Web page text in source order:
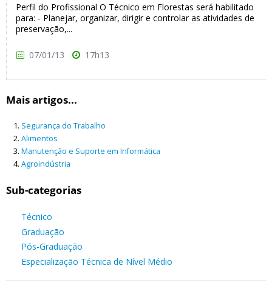
Perfil do Profissional O Técnico em Florestas será habilitado
para: - Planejar, organizar, dirigir e controlar as atividades de
preservação,...
07/01/13 17h13
Mais artigos...
Segurança do Trabalho
Alimentos
Manutenção e Suporte em Informática
Agroindústria
Sub-categorias
Técnico
Graduação
Pós-Graduação
Especialização Técnica de Nível Médio